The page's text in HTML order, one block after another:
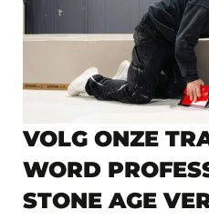
VOLG ONZE
WORD
STONE AGE